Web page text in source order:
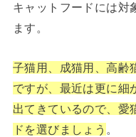
キャットフードには対
ます。
子猫用、成猫用、高齢
ですが、最近は更に細
出てきているので、愛
ドを選びましょう 。